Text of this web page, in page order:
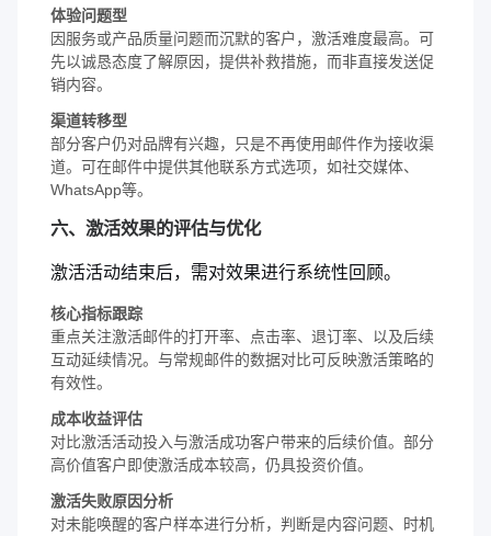
体验问题型
因服务或产品质量问题而沉默的客户，激活难度最高。可
先以诚恳态度了解原因，提供补救措施，而非直接发送促
销内容。
渠道转移型
部分客户仍对品牌有兴趣，只是不再使用邮件作为接收渠
道。可在邮件中提供其他联系方式选项，如社交媒体、
WhatsApp等。
六、激活效果的评估与优化
激活活动结束后，需对效果进行系统性回顾。
核心指标跟踪
重点关注激活邮件的打开率、点击率、退订率、以及后续
互动延续情况。与常规邮件的数据对比可反映激活策略的
有效性。
成本收益评估
对比激活活动投入与激活成功客户带来的后续价值。部分
高价值客户即使激活成本较高，仍具投资价值。
激活失败原因分析
对未能唤醒的客户样本进行分析，判断是内容问题、时机